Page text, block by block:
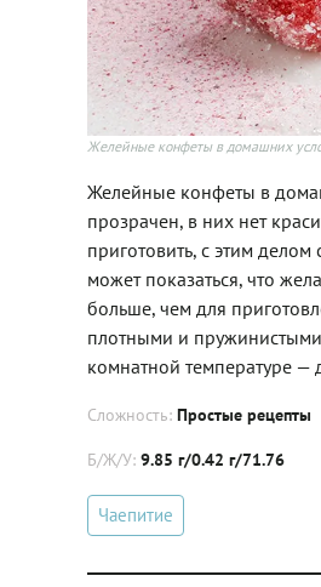
Желейные конфеты в домашних
Желейные конфеты в
прозрачен, в них нет
приготовить, с этим
может показаться, что
больше, чем для
плотными и
комнатной температуре
Сложность: Простые рецепты
Б/Ж/У: 9.85 г/0.42 г/71.76
Чаепитие